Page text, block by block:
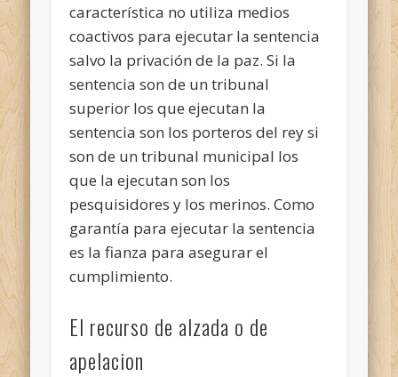
característica no utiliza medios
coactivos para ejecutar la sentencia
salvo la privación de la paz. Si la
sentencia son de un tribunal
superior los que ejecutan la
sentencia son los porteros del rey si
son de un tribunal municipal los
que la ejecutan son los
pesquisidores y los merinos. Como
garantía para ejecutar la sentencia
es la fianza para asegurar el
cumplimiento.
El recurso de alzada o de
apelacion